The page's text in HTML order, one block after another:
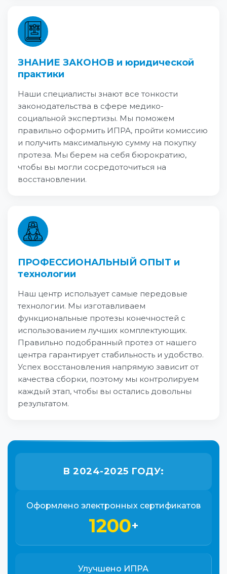
ЗНАНИЕ ЗАКОНОВ и юридической
практики
Наши специалисты знают все тонкости
законодательства в сфере медико-
социальной экспертизы. Мы поможем
правильно оформить ИПРА, пройти комиссию
и получить максимальную сумму на покупку
протеза. Мы берем на себя бюрократию,
чтобы вы могли сосредоточиться на
восстановлении.
ПРОФЕССИОНАЛЬНЫЙ ОПЫТ и
технологии
Наш центр использует самые передовые
технологии. Мы изготавливаем
функциональные протезы конечностей с
использованием лучших комплектующих.
Правильно подобранный протез от нашего
центра гарантирует стабильность и удобство.
Успех восстановления напрямую зависит от
качества сборки, поэтому мы контролируем
каждый этап, чтобы вы остались довольны
результатом.
В 2024-2025 ГОДУ:
Оформлено электронных сертификатов
1200+
Улучшено ИПРА